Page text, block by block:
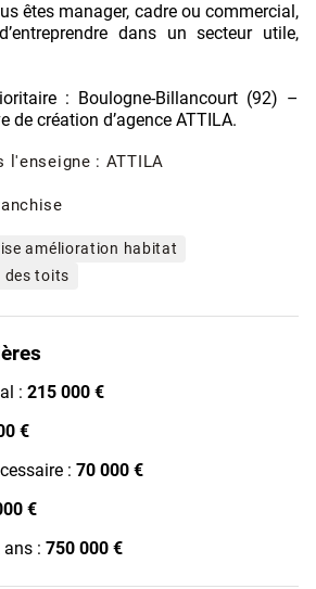
êtes manager, cadre ou commercial,
dans un secteur utile,
: Boulogne-Billancourt (92) –
de création d’agence ATTILA.
l'enseigne : ATTILA
amélioration habitat
des toits
: 215 000 €
€
: 70 000 €
€
ans : 750 000 €